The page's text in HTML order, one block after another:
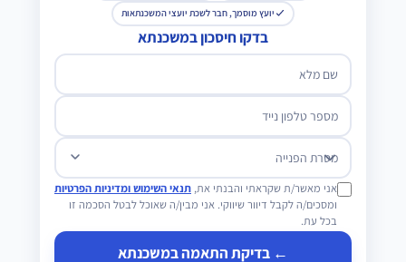
יועץ מוסמך, חבר לשכת יועצי המשכנתאות
בדקו חיסכון במשכנתא
שם מלא
מספר טלפון נייד
מטרת הפנייה
אני מאשר/ת שקראתי והבנתי את, תנאי השימוש ומדיניות הפרטיות
ומסכים/ה לקבל דיוור שיווקי. אני מבין/ה שאוכל לבטל הסכמה זו
בכל עת.
← בדיקת התאמה במשכנתא